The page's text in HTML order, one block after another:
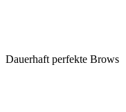
Dauerhaft perfekte Brows